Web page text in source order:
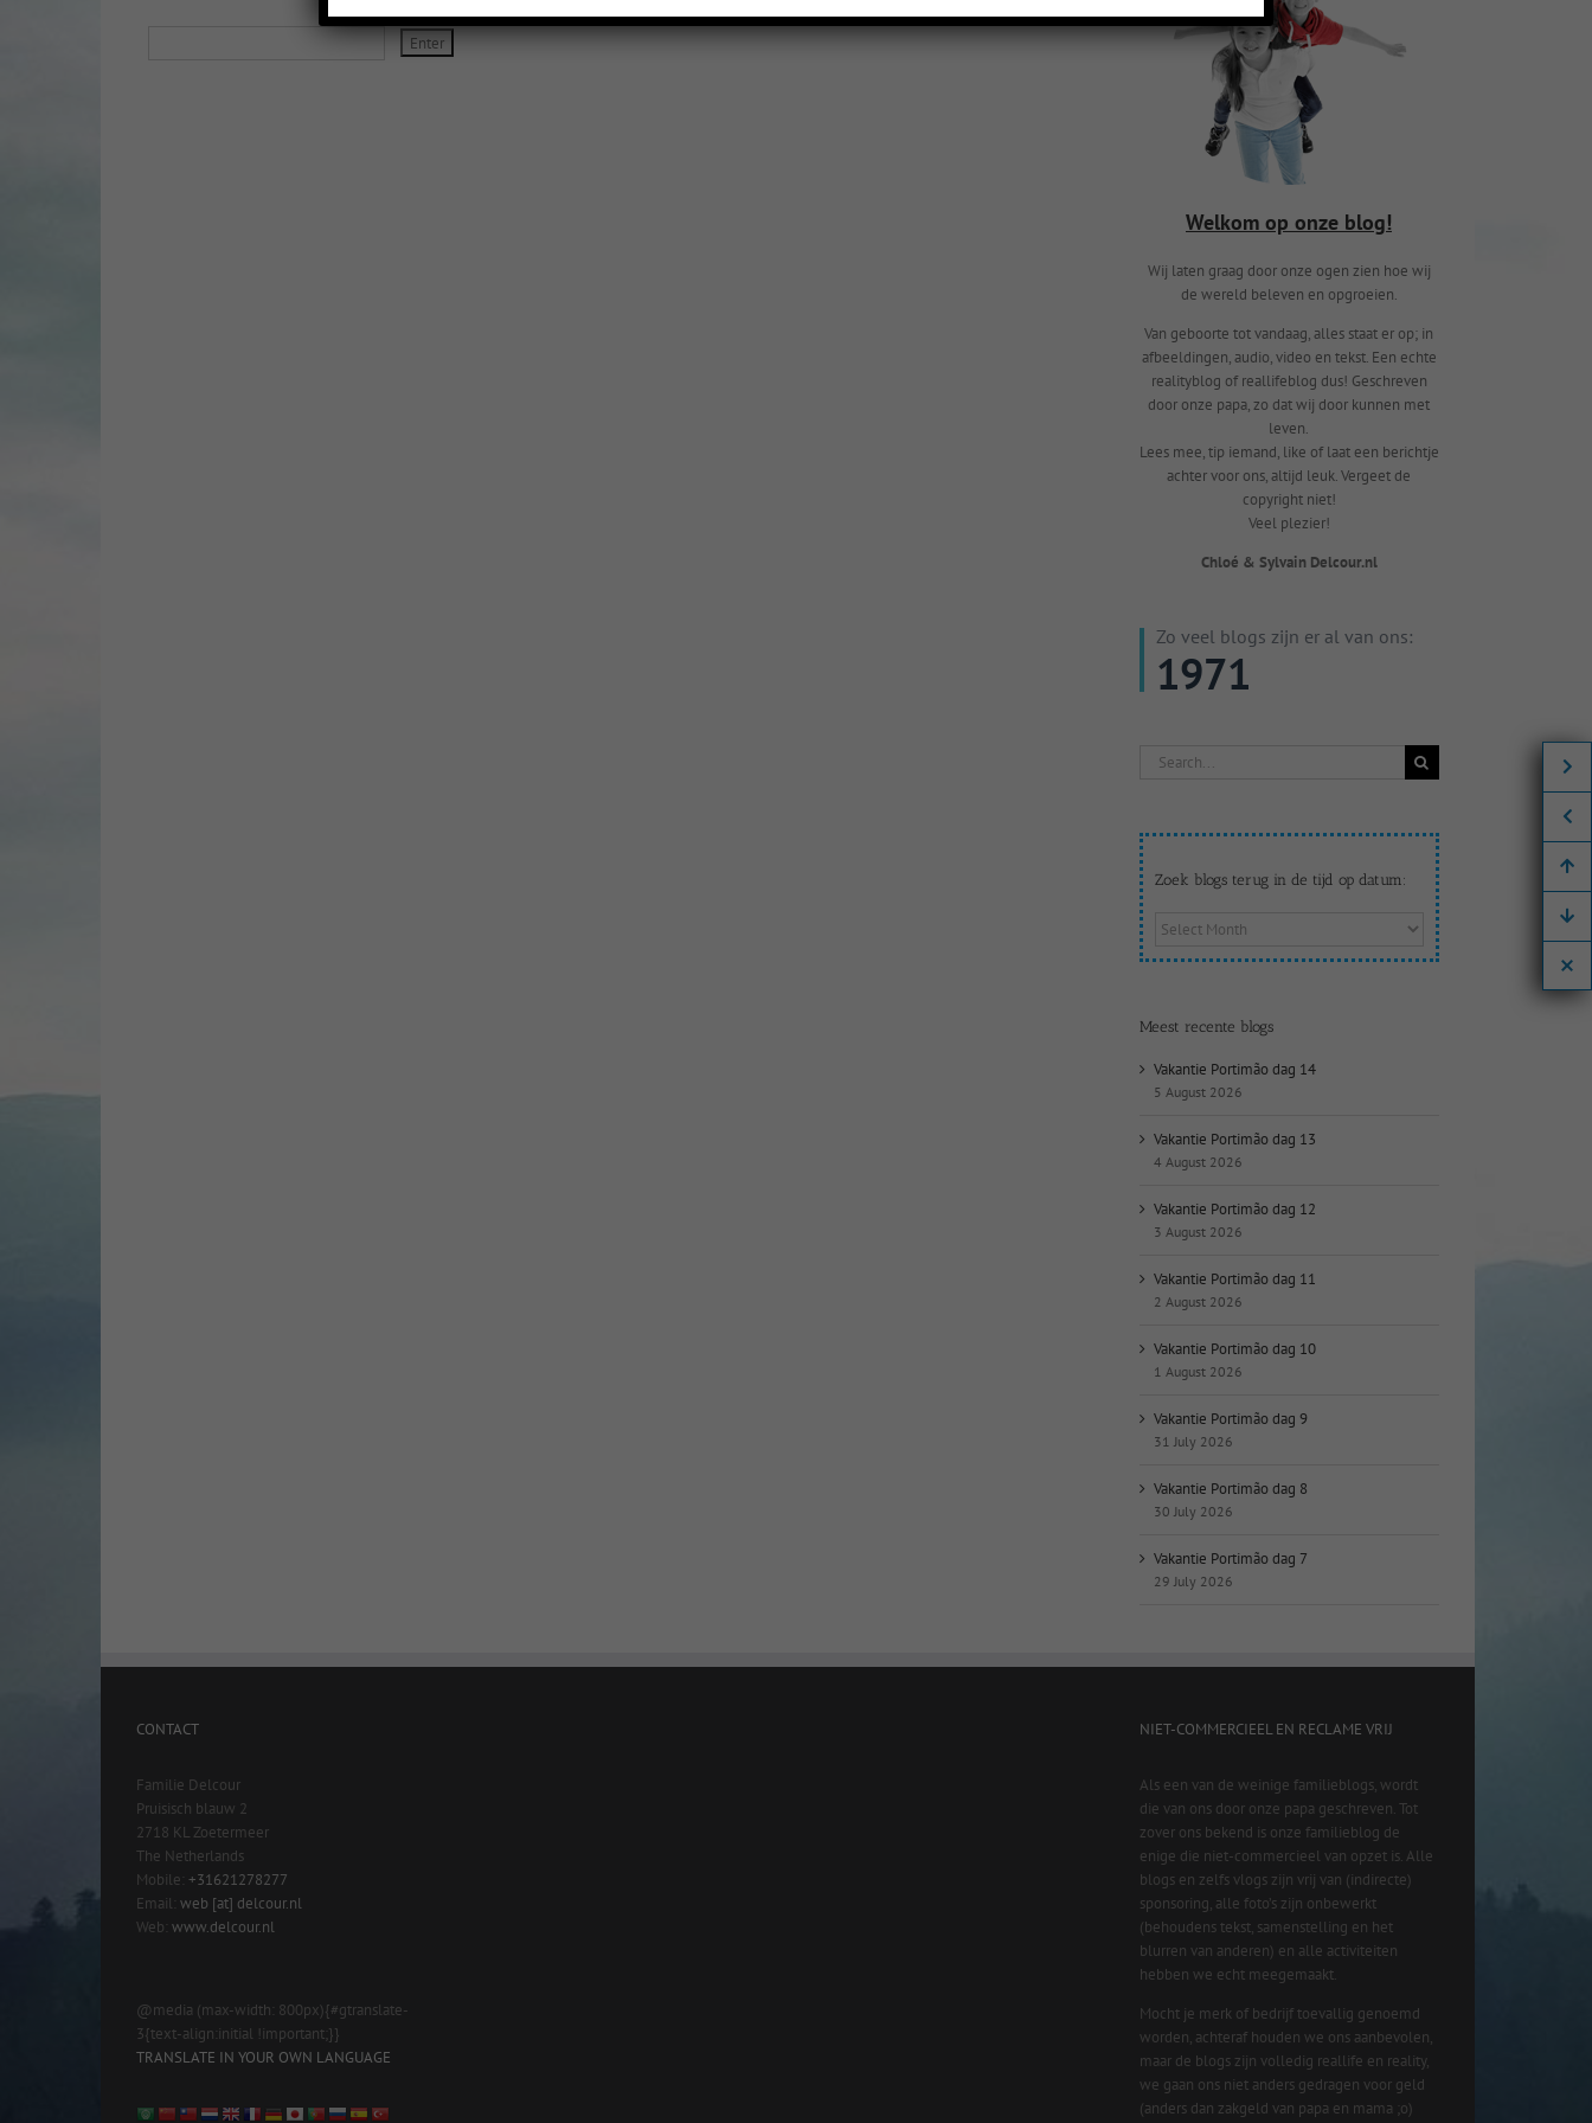
Welkom op onze blog!
Wij laten graag door onze ogen zien hoe wij
de wereld beleven en opgroeien.
Van geboorte tot vandaag, alles staat er op; in
afbeeldingen, audio, video en tekst. Een echte
realityblog of reallifeblog dus! Geschreven
door onze papa, zo dat wij door kunnen met
leven.
Lees mee, tip iemand, like of laat een berichtje
achter voor ons, altijd leuk. Vergeet de
copyright niet!
Veel plezier!
Chloé & Sylvain Delcour.nl
Zo veel blogs zijn er al van ons:
1971
Search
Zoek blogs terug in de tijd op datum:
Zoek
op
datum:
Meest recente blogs
Vakantie Portimão dag 14
5 August 2026
Vakantie Portimão dag 13
4 August 2026
Vakantie Portimão dag 12
3 August 2026
Vakantie Portimão dag 11
2 August 2026
Vakantie Portimão dag 10
1 August 2026
Vakantie Portimão dag 9
31 July 2026
Vakantie Portimão dag 8
30 July 2026
Vakantie Portimão dag 7
29 July 2026
CONTACT
Familie Delcour
Pruisisch blauw 2
2718 KL Zoetermeer
The Netherlands
Mobile: +31621278277
Email: web [at] delcour.nl
Web: www.delcour.nl
@media (max-width: 800px){#gtranslate-
3{text-align:initial !important;}}
TRANSLATE IN YOUR OWN LANGUAGE
NIET-COMMERCIEEL EN RECLAME VRIJ
Als een van de weinige familieblogs, wordt
die van ons door onze papa geschreven. Tot
zover ons bekend is onze familieblog de
enige die niet-commercieel van opzet is. Alle
blogs en zelfs vlogs zijn vrij van (indirecte)
sponsoring, alle foto’s zijn onbewerkt
(behoudens tekst, samenstelling en het
blurren van anderen) en alle activiteiten
hebben we echt meegemaakt.
Mocht je merk of bedrijf toevallig genoemd
worden, achteraf houden we ons aanbevolen,
maar de blogs zijn volledig reallife en reality,
we gaan ons niet anders gedragen voor geld
(anders dan zakgeld van papa en mama ;o)